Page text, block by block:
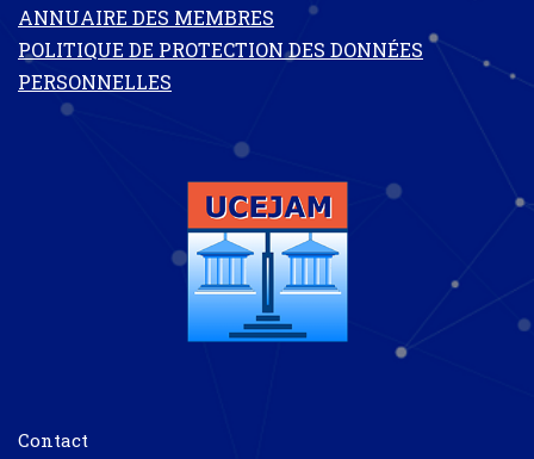
ANNUAIRE DES MEMBRES
POLITIQUE DE PROTECTION DES DONNÉES
PERSONNELLES
Contact